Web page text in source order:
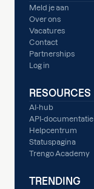
Meld je aan
Over ons
Vacatures
Contact
Partnerships
Log in
RESOURCES
AI-hub
API-documentatie
Helpcentrum
Statuspagina
Trengo Academy
TRENDING